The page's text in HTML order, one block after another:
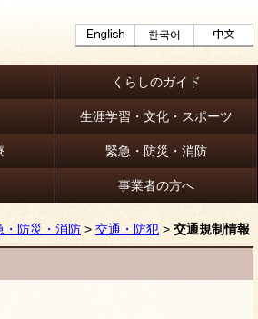
くらしのガイド
生涯学習・文化・スポーツ
緊急・防災・消防
事業者の方へ
・防災・消防 > 交通・防犯 > 交通規制情報